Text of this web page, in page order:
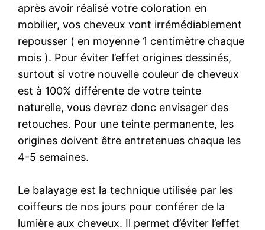
après avoir réalisé votre coloration en
mobilier, vos cheveux vont irrémédiablement
repousser ( en moyenne 1 centimètre chaque
mois ). Pour éviter l’effet origines dessinés,
surtout si votre nouvelle couleur de cheveux
est à 100% différente de votre teinte
naturelle, vous devrez donc envisager des
retouches. Pour une teinte permanente, les
origines doivent être entretenues chaque les
4-5 semaines.
Le balayage est la technique utilisée par les
coiffeurs de nos jours pour conférer de la
lumière aux cheveux. Il permet d’éviter l’effet